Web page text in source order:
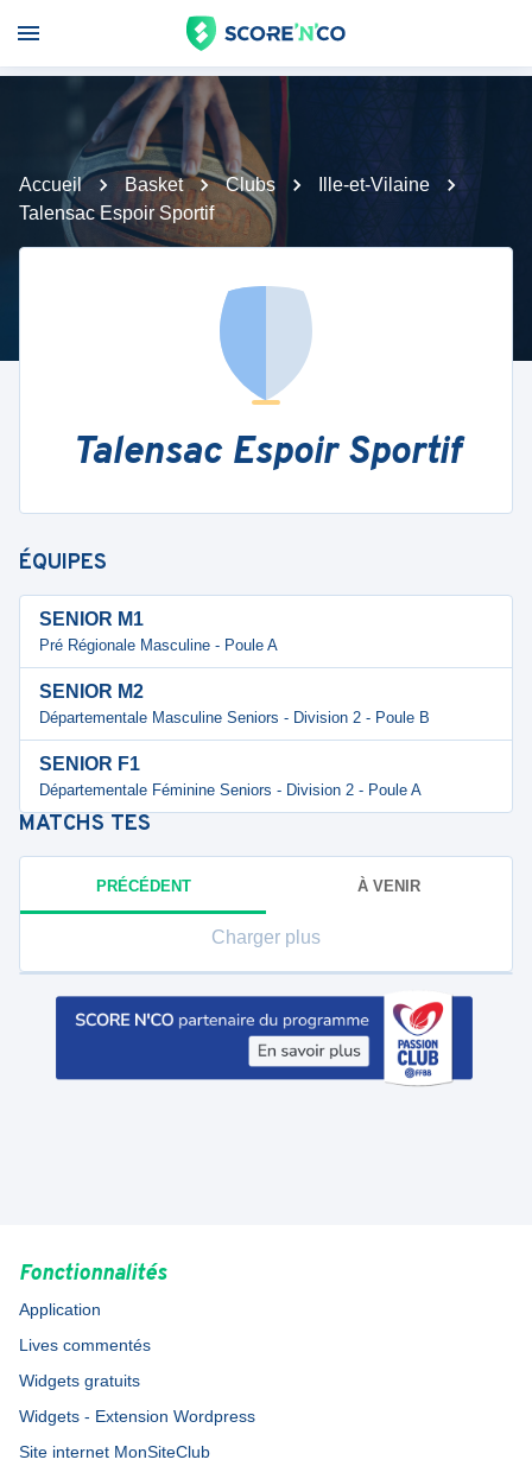
Accueil Basket Clubs
Ille-et-Vilaine
Talensac Espoir Sportif
Talensac Espoir Sportif
ÉQUIPES
SENIOR M1
Pré Régionale Masculine - Poule A
SENIOR M2
Départementale Masculine Seniors - Division 2 - Poule B
SENIOR F1
Départementale Féminine Seniors - Division 2 - Poule A
MATCHS TES
PRÉCÉDENT À VENIR
Charger plus
Fonctionnalités
Application
Lives commentés
Widgets gratuits
Widgets - Extension Wordpress
Site internet MonSiteClub